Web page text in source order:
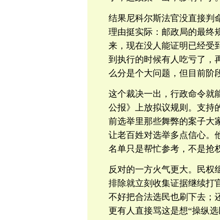
结果尼科尔斯法官没直接判
理由挺实际：邮政局的最终
来，现在没人能证明已经受
到执行的时候有人吃亏了，
么分是个大问题，但目前阶
这个裁决一出，行政命令就
公报》上放拟议规则。支持
前选举里那些舞弊的案子大
让老百姓对选举多点信心。
名单只是帮忙参考，不是抢
反对的一方火气更大。民权
排除就立刻收集证据继续打
不好把合法选民也刷下去；
更有人直接骂这是想“操纵